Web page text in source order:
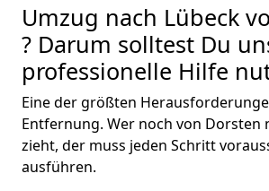
Umzug nach Lübeck
? Darum solltest Du
professionelle Hilfe
Eine der größten
Entfernung. Wer noch von Dorsten
zieht, der muss jeden Schritt
ausführen.